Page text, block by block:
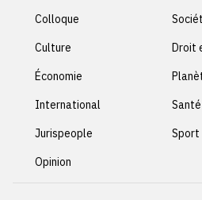
Colloque
Culture
Économie
International
Jurispeople
Opinion
Droit
Santé
Sport